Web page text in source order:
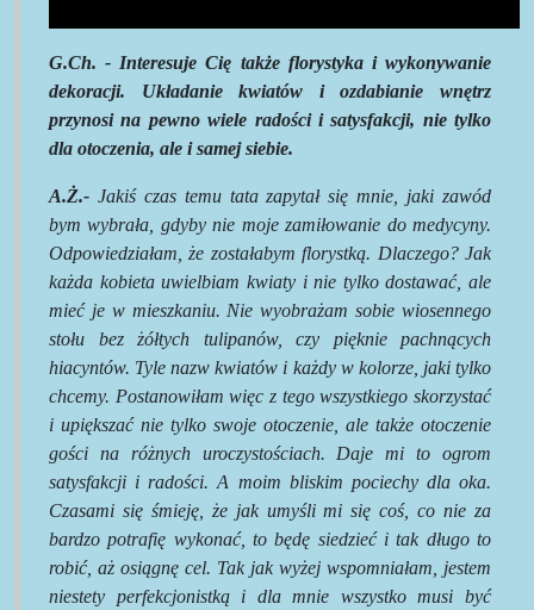
G.Ch. - Interesuje Cię także florystyka i wykonywanie
dekoracji. Układanie kwiatów i ozdabianie wnętrz
przynosi na pewno wiele radości i satysfakcji, nie tylko
dla otoczenia, ale i samej siebie.
A.Ż.- Jakiś czas temu tata zapytał się mnie, jaki zawód
bym wybrała, gdyby nie moje zamiłowanie do medycyny.
Odpowiedziałam, że zostałabym florystką. Dlaczego? Jak
każda kobieta uwielbiam kwiaty i nie tylko dostawać, ale
mieć je w mieszkaniu. Nie wyobrażam sobie wiosennego
stołu bez żółtych tulipanów, czy pięknie pachnących
hiacyntów. Tyle nazw kwiatów i każdy w kolorze, jaki tylko
chcemy. Postanowiłam więc z tego wszystkiego skorzystać
i upiększać nie tylko swoje otoczenie, ale także otoczenie
gości na różnych uroczystościach. Daje mi to ogrom
satysfakcji i radości. A moim bliskim pociechy dla oka.
Czasami się śmieję, że jak umyśli mi się coś, co nie za
bardzo potrafię wykonać, to będę siedzieć i tak długo to
robić, aż osiągnę cel. Tak jak wyżej wspomniałam, jestem
niestety perfekcjonistką i dla mnie wszystko musi być